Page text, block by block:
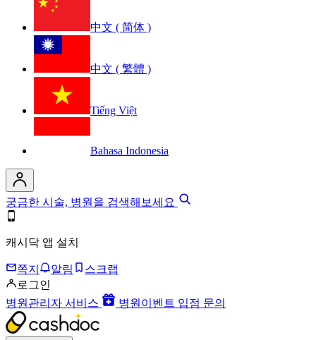
中文 ( 简体 )
中文 ( 繁體 )
Tiếng Việt
Bahasa Indonesia
궁금한 시술, 병원을 검색해보세요
캐시닥 앱 설치
쪽지 알림
스크랩
로그인
병원관리자 서비스
병원이벤트 입점 문의